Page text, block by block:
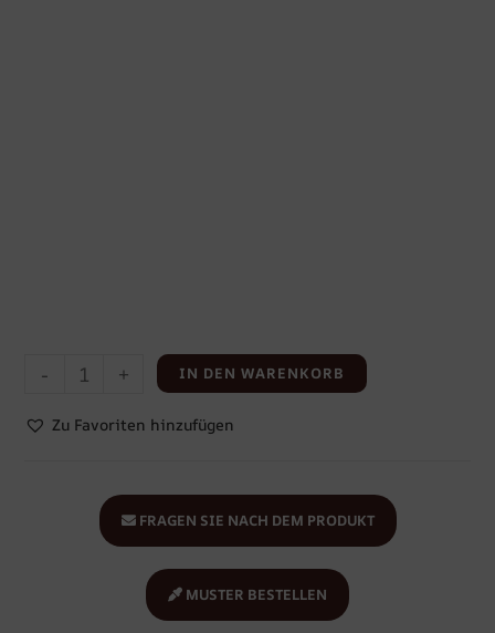
- + IN DEN WARENKORB
Zu Favoriten hinzufügen
MUSTER BESTELLEN
FRAGEN SIE NACH DEM PRODUKT